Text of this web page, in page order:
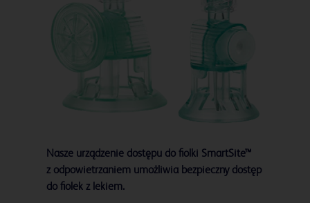
Nasze urządzenie dostępu do fiolki SmartSite™
z odpowietrzaniem umożliwia bezpieczny dostęp
do fiolek z lekiem.